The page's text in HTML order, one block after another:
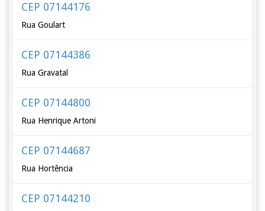
CEP 07144176
Rua Goulart
CEP 07144386
Rua Gravatal
CEP 07144800
Rua Henrique Artoni
CEP 07144687
Rua Hortência
CEP 07144210